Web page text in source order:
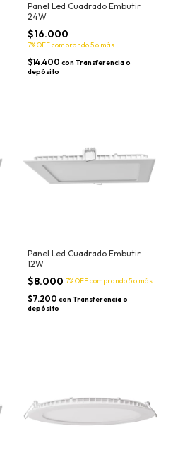
Panel Led Cuadrado Embutir
24W
$16.000
7% OFFcomprando 5 o más
$14.400 con Transferencia o
depósito
Panel Led Cuadrado Embutir
12W
$8.000 7% OFFcomprando 5 o más
$7.200 con Transferencia o
depósito